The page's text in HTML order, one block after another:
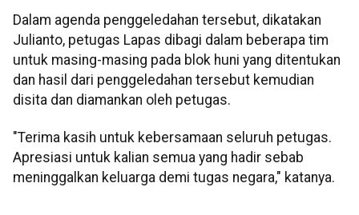
Dalam agenda penggeledahan tersebut, dikatakan
Julianto, petugas Lapas dibagi dalam beberapa tim
untuk masing-masing pada blok huni yang ditentukan
dan hasil dari penggeledahan tersebut kemudian
disita dan diamankan oleh petugas.
"Terima kasih untuk kebersamaan seluruh petugas.
Apresiasi untuk kalian semua yang hadir sebab
meninggalkan keluarga demi tugas negara," katanya.